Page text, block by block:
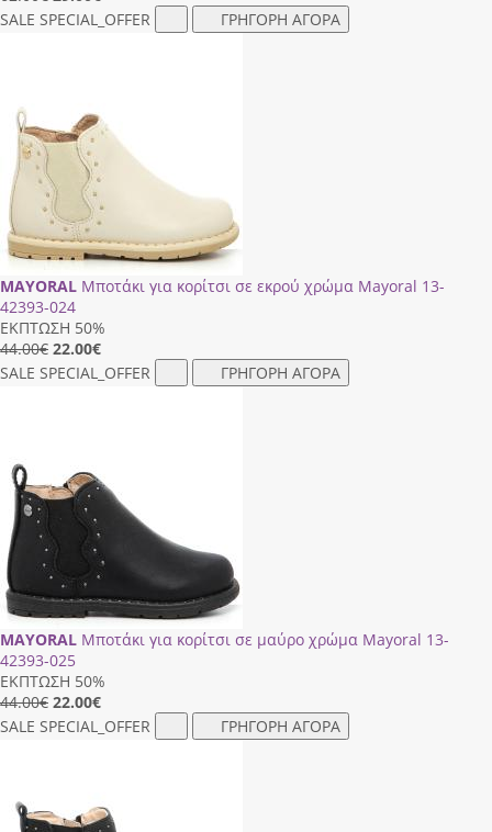
SALE SPECIAL_OFFER ΓΡΗΓΟΡΗ ΑΓΟΡΑ
MAYORAL Μποτάκι για κορίτσι σε εκρού χρώμα Mayoral 13-
42393-024
ΕΚΠΤΩΣΗ 50%
44.00€ 22.00€
SALE SPECIAL_OFFER ΓΡΗΓΟΡΗ ΑΓΟΡΑ
MAYORAL Μποτάκι για κορίτσι σε μαύρο χρώμα Mayoral 13-
42393-025
ΕΚΠΤΩΣΗ 50%
44.00€ 22.00€
SALE SPECIAL_OFFER ΓΡΗΓΟΡΗ ΑΓΟΡΑ